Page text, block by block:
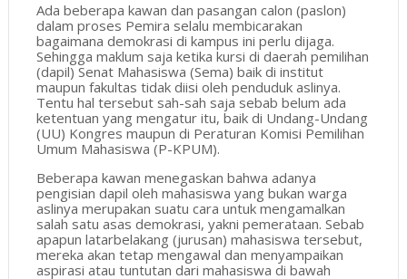
Ada beberapa kawan dan pasangan calon (paslon)
dalam proses Pemira selalu membicarakan
bagaimana demokrasi di kampus ini perlu dijaga.
Sehingga maklum saja ketika kursi di daerah pemilihan
(dapil) Senat Mahasiswa (Sema) baik di institut
maupun fakultas tidak diisi oleh penduduk aslinya.
Tentu hal tersebut sah-sah saja sebab belum ada
ketentuan yang mengatur itu, baik di Undang-Undang
(UU) Kongres maupun di Peraturan Komisi Pemilihan
Umum Mahasiswa (P-KPUM).
Beberapa kawan menegaskan bahwa adanya
pengisian dapil oleh mahasiswa yang bukan warga
aslinya merupakan suatu cara untuk mengamalkan
salah satu asas demokrasi, yakni pemerataan. Sebab
apapun latarbelakang (jurusan) mahasiswa tersebut,
mereka akan tetap mengawal dan menyampaikan
aspirasi atau tuntutan dari mahasiswa di bawah